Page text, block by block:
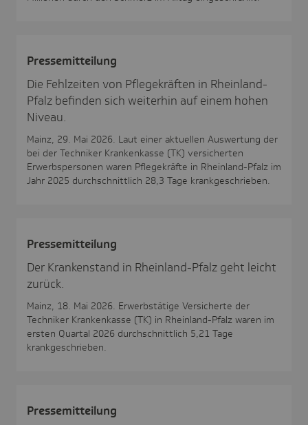
Pres­se­mit­tei­lung
Die Fehlzeiten von Pflegekräften in Rheinland-
Pfalz befinden sich weiterhin auf einem hohen
Niveau.
Mainz, 29. Mai 2026. Laut einer aktuellen Auswertung der
bei der Techniker Krankenkasse (TK) versicherten
Erwerbspersonen waren Pflegekräfte in Rheinland-Pfalz im
Jahr 2025 durchschnittlich 28,3 Tage krankgeschrieben.
Pres­se­mit­tei­lung
Der Krankenstand in Rheinland-Pfalz geht leicht
zurück.
Mainz, 18. Mai 2026. Erwerbstätige Versicherte der
Techniker Krankenkasse (TK) in Rheinland-Pfalz waren im
ersten Quartal 2026 durchschnittlich 5,21 Tage
krankgeschrieben.
Pres­se­mit­tei­lung